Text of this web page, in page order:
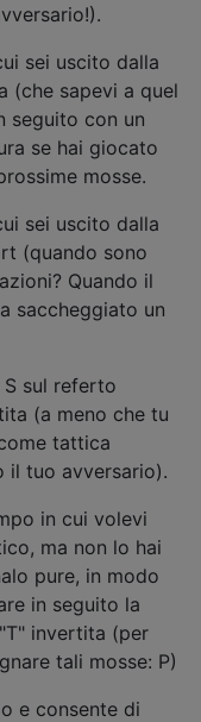
sei uscito dalla
(che sapevi a quel
seguito con un
se hai giocato
mosse.
sei uscito dalla
(quando sono
Quando il
saccheggiato un
S sul referto
(a meno che tu
tattica
il tuo avversario).
in cui volevi
ma non lo hai
pure, in modo
in seguito la
invertita (per
tali mosse: P)
e consente di